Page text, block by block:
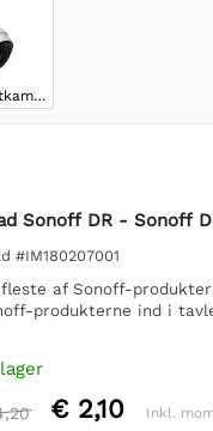
SONOFF Smartkameraer
Sonoff DR - Sonoff
#IM180207001
fleste af Sonoff-
produkterne ind i
€ 2,10 Inkl.